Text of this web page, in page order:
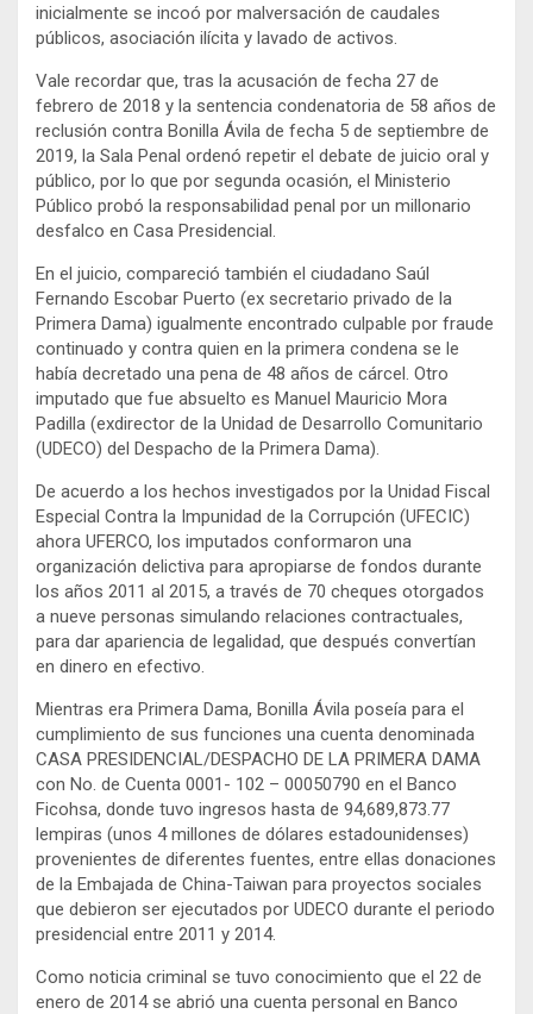
inicialmente se incoó por malversación de caudales
públicos, asociación ilícita y lavado de activos.
Vale recordar que, tras la acusación de fecha 27 de
febrero de 2018 y la sentencia condenatoria de 58 años de
reclusión contra Bonilla Ávila de fecha 5 de septiembre de
2019, la Sala Penal ordenó repetir el debate de juicio oral y
público, por lo que por segunda ocasión, el Ministerio
Público probó la responsabilidad penal por un millonario
desfalco en Casa Presidencial.
En el juicio, compareció también el ciudadano Saúl
Fernando Escobar Puerto (ex secretario privado de la
Primera Dama) igualmente encontrado culpable por fraude
continuado y contra quien en la primera condena se le
había decretado una pena de 48 años de cárcel. Otro
imputado que fue absuelto es Manuel Mauricio Mora
Padilla (exdirector de la Unidad de Desarrollo Comunitario
(UDECO) del Despacho de la Primera Dama).
De acuerdo a los hechos investigados por la Unidad Fiscal
Especial Contra la Impunidad de la Corrupción (UFECIC)
ahora UFERCO, los imputados conformaron una
organización delictiva para apropiarse de fondos durante
los años 2011 al 2015, a través de 70 cheques otorgados
a nueve personas simulando relaciones contractuales,
para dar apariencia de legalidad, que después convertían
en dinero en efectivo.
Mientras era Primera Dama, Bonilla Ávila poseía para el
cumplimiento de sus funciones una cuenta denominada
CASA PRESIDENCIAL/DESPACHO DE LA PRIMERA DAMA
con No. de Cuenta 0001- 102 – 00050790 en el Banco
Ficohsa, donde tuvo ingresos hasta de 94,689,873.77
lempiras (unos 4 millones de dólares estadounidenses)
provenientes de diferentes fuentes, entre ellas donaciones
de la Embajada de China-Taiwan para proyectos sociales
que debieron ser ejecutados por UDECO durante el periodo
presidencial entre 2011 y 2014.
Como noticia criminal se tuvo conocimiento que el 22 de
enero de 2014 se abrió una cuenta personal en Banco